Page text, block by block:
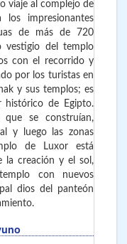
viaje al complejo de
impresionantes
de más de 720
vestigio del templo
con el recorrido y
por los turistas en
y sus templos; es
histórico de Egipto.
se construían,
y luego las zonas
de Luxor está
la creación y el sol,
con nuevos
dios del panteón